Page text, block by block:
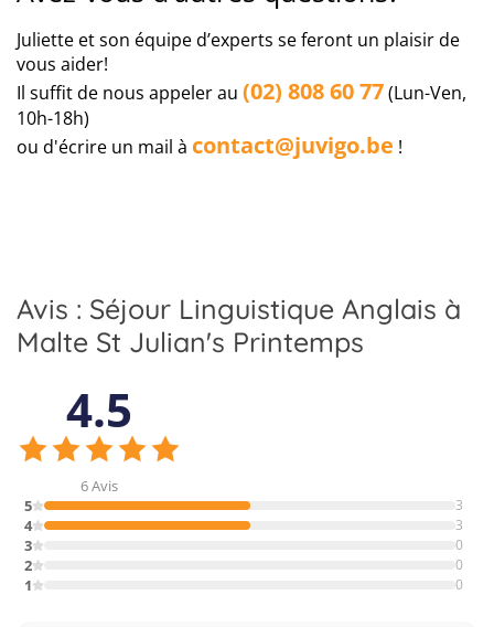
Juliette et son équipe d’experts se feront un plaisir de
vous aider!
Il suffit de nous appeler au (02) 808 60 77(Lun-Ven,
10h-18h)
ou d'écrire un mail à contact@juvigo.be !
Avis : Séjour Linguistique Anglais à
Malte St Julian's Printemps
4.5
6 Avis
5
3
4 3
3 0
2 0
1 0